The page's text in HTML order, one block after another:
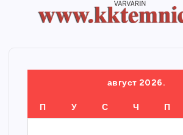
август 2026.
П У С Ч П